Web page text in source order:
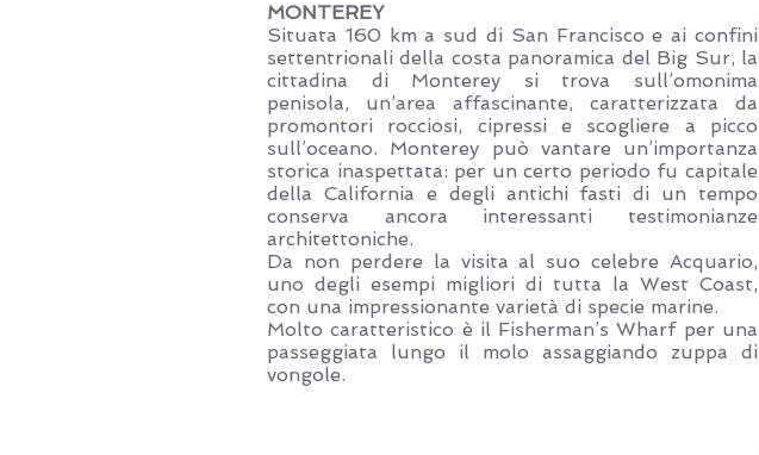
MONTEREY
Situata 160 km a sud di San Francisco e ai confini
settentrionali della costa panoramica del Big Sur, la
cittadina di Monterey si trova sull’omonima
penisola, un’area affascinante, caratterizzata da
promontori rocciosi, cipressi e scogliere a picco
sull’oceano. Monterey può vantare un’importanza
storica inaspettata: per un certo periodo fu capitale
della California e degli antichi fasti di un tempo
conserva ancora interessanti testimonianze
architettoniche.
Da non perdere la visita al suo celebre Acquario,
uno degli esempi migliori di tutta la West Coast,
con una impressionante varietà di specie marine.
Molto caratteristico è il Fisherman’s Wharf per una
passeggiata lungo il molo assaggiando zuppa di
vongole.